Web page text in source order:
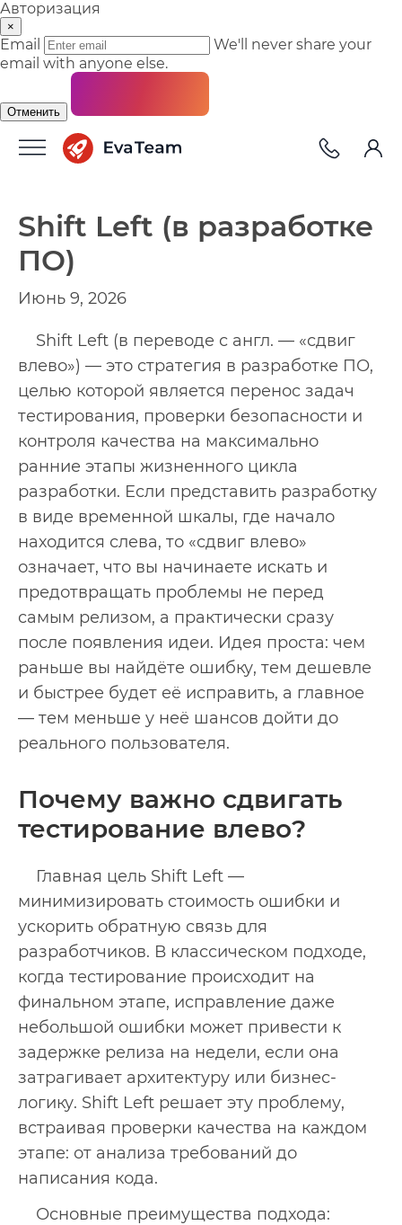
Авторизация
×
Email
We'll never share your
email with anyone else.
Отменить
Shift Left (в разработке
ПО)
Июнь 9, 2026
Shift Left (в переводе с англ. — «сдвиг
влево») — это стратегия в разработке ПО,
целью которой является перенос задач
тестирования, проверки безопасности и
контроля качества на максимально
ранние этапы жизненного цикла
разработки. Если представить разработку
в виде временной шкалы, где начало
находится слева, то «сдвиг влево»
означает, что вы начинаете искать и
предотвращать проблемы не перед
самым релизом, а практически сразу
после появления идеи. Идея проста: чем
раньше вы найдёте ошибку, тем дешевле
и быстрее будет её исправить, а главное
— тем меньше у неё шансов дойти до
реального пользователя.
Почему важно сдвигать
тестирование влево?
Главная цель Shift Left —
минимизировать стоимость ошибки и
ускорить обратную связь для
разработчиков. В классическом подходе,
когда тестирование происходит на
финальном этапе, исправление даже
небольшой ошибки может привести к
задержке релиза на недели, если она
затрагивает архитектуру или бизнес-
логику. Shift Left решает эту проблему,
встраивая проверки качества на каждом
этапе: от анализа требований до
написания кода.
Основные преимущества подхода: